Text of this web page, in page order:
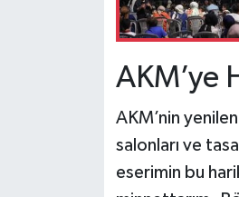
AKM’ye
AKM’nin
salonları ve
eserimin bu